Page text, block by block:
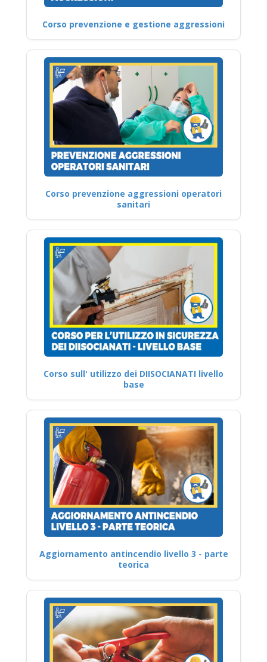
Corso prevenzione e gestione aggressioni
Corso prevenzione aggressioni operatori
sanitari
Corso sull' utilizzo dei DIISOCIANATI livello
base
Aggiornamento antincendio livello 3 - parte
teorica